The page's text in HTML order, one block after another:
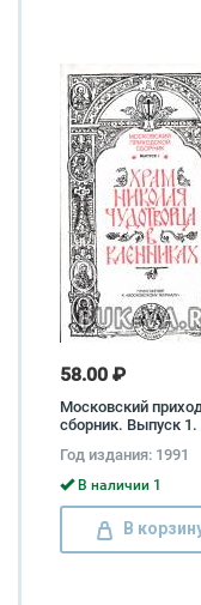
58.00 ₽
Московский
сборник. Выпуск
Кленниках
Год издания: 1991
В наличии 1
В